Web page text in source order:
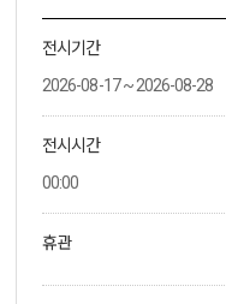
전시기간
2026-08-17 ~ 2026-08-28
전시시간
00:00
휴관